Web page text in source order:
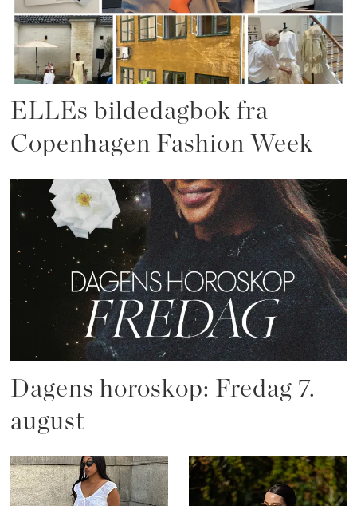
ELLEs bildedagbok fra
Copenhagen Fashion Week
Dagens horoskop: Fredag 7.
august